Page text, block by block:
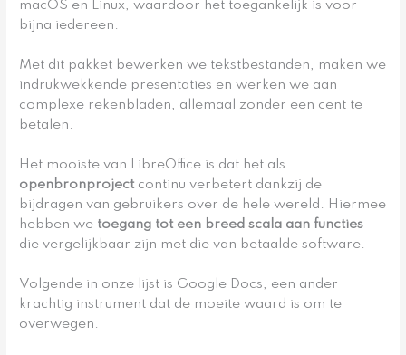
macOS en Linux, waardoor het toegankelijk is voor
bijna iedereen.
Met dit pakket bewerken we tekstbestanden, maken we
indrukwekkende presentaties en werken we aan
complexe rekenbladen, allemaal zonder een cent te
betalen.
Het mooiste van LibreOffice is dat het als
openbronprojectcontinu verbetert dankzij de
bijdragen van gebruikers over de hele wereld. Hiermee
hebben we toegang tot een breed scala aan functies
die vergelijkbaar zijn met die van betaalde software.
Volgende in onze lijst is Google Docs, een ander
krachtig instrument dat de moeite waard is om te
overwegen.